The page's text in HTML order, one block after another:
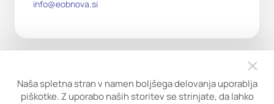
info@eobnova.si
Naša spletna stran v namen boljšega delovanja uporablja
piškotke. Z uporabo naših storitev se strinjate, da lahko